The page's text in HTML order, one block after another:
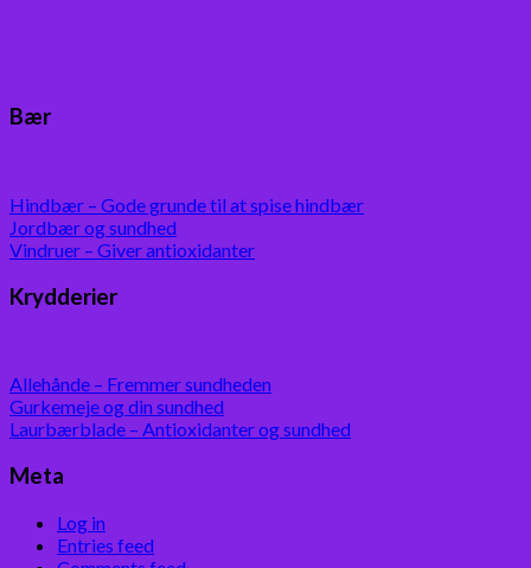
Bær
Hindbær – Gode grunde til at spise hindbær
Jordbær og sundhed
Vindruer – Giver antioxidanter
Krydderier
Allehånde – Fremmer sundheden
Gurkemeje og din sundhed
Laurbærblade – Antioxidanter og sundhed
Meta
Log in
Entries feed